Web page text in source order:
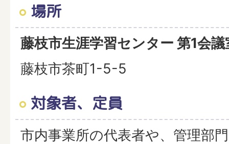
場所
藤枝市生涯学習センター 第1会議
藤枝市茶町1-5-5
対象者、定員
市内事業所の代表者や、管理部